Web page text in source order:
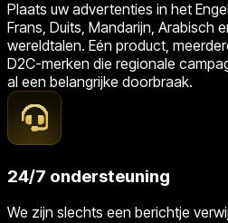
Plaats uw advertenties in het
Frans, Duits, Mandarijn, Arabisch
wereldtalen. Eén product,
D2C-merken die regionale
al een belangrijke doorbraak.
24/7 ondersteuning
We zijn slechts een berichtje